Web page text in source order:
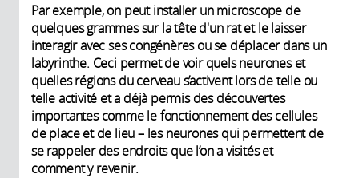
Par exemple, on peut installer un microscope de
quelques grammes sur la tête d'un rat et le laisser
interagir avec ses congénères ou se déplacer dans un
labyrinthe. Ceci permet de voir quels neurones et
quelles régions du cerveau s’activent lors de telle ou
telle activité et a déjà permis des découvertes
importantes comme le fonctionnement des cellules
de place et de lieu – les neurones qui permettent de
se rappeler des endroits que l’on a visités et
comment y revenir.